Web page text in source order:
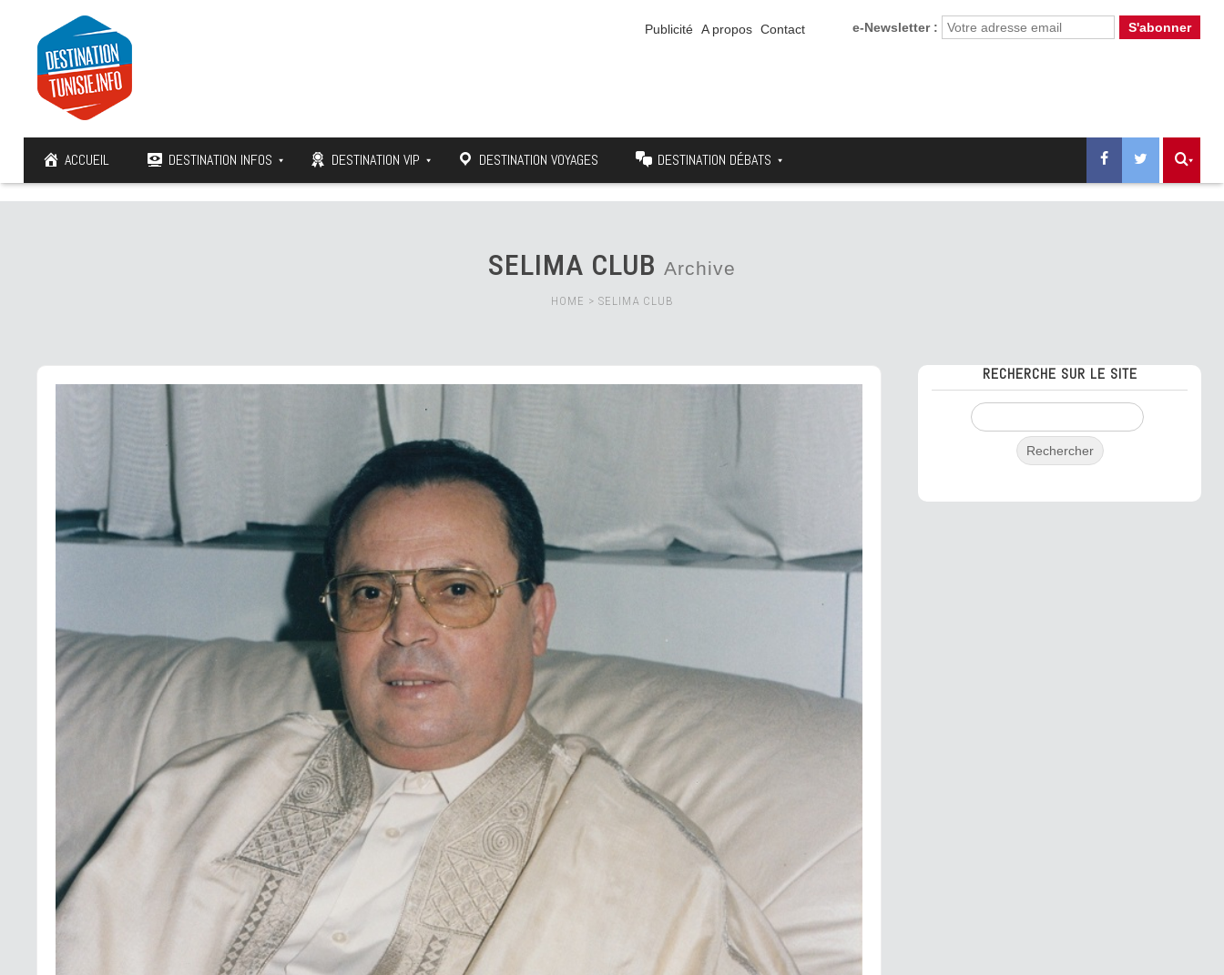
e-Newsletter :
Publicité A propos Contact
ACCUEIL DESTINATION INFOS DESTINATION VIP DESTINATION VOYAGES DESTINATION DÉBATS
SELIMA CLUB Archive
HOME > SELIMA CLUB
RECHERCHE SUR LE SITE